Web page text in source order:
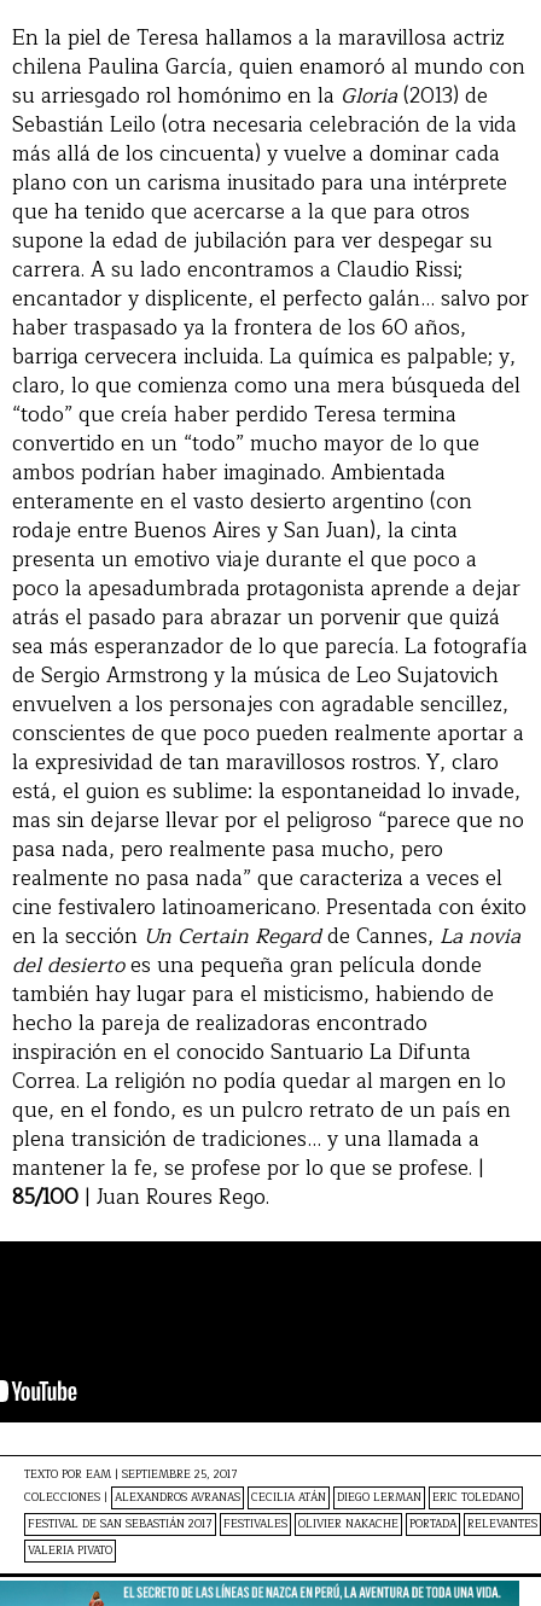
En la piel de Teresa hallamos a la maravillosa actriz
chilena Paulina García, quien enamoró al mundo con
su arriesgado rol homónimo en la Gloria(2013) de
Sebastián Leilo (otra necesaria celebración de la vida
más allá de los cincuenta) y vuelve a dominar cada
plano con un carisma inusitado para una intérprete
que ha tenido que acercarse a la que para otros
supone la edad de jubilación para ver despegar su
carrera. A su lado encontramos a Claudio Rissi;
encantador y displicente, el perfecto galán… salvo por
haber traspasado ya la frontera de los 60 años,
barriga cervecera incluida. La química es palpable; y,
claro, lo que comienza como una mera búsqueda del
“todo” que creía haber perdido Teresa termina
convertido en un “todo” mucho mayor de lo que
ambos podrían haber imaginado. Ambientada
enteramente en el vasto desierto argentino (con
rodaje entre Buenos Aires y San Juan), la cinta
presenta un emotivo viaje durante el que poco a
poco la apesadumbrada protagonista aprende a dejar
atrás el pasado para abrazar un porvenir que quizá
sea más esperanzador de lo que parecía. La fotografía
de Sergio Armstrong y la música de Leo Sujatovich
envuelven a los personajes con agradable sencillez,
conscientes de que poco pueden realmente aportar a
la expresividad de tan maravillosos rostros. Y, claro
está, el guion es sublime: la espontaneidad lo invade,
mas sin dejarse llevar por el peligroso “parece que no
pasa nada, pero realmente pasa mucho, pero
realmente no pasa nada” que caracteriza a veces el
cine festivalero latinoamericano. Presentada con éxito
en la sección Un Certain Regardde Cannes, La novia
del desiertoes una pequeña gran película donde
también hay lugar para el misticismo, habiendo de
hecho la pareja de realizadoras encontrado
inspiración en el conocido Santuario La Difunta
Correa. La religión no podía quedar al margen en lo
que, en el fondo, es un pulcro retrato de un país en
plena transición de tradiciones… y una llamada a
mantener la fe, se profese por lo que se profese. |
85/100 | Juan Roures Rego.
TEXTO POR EAM | SEPTIEMBRE 25, 2017
COLECCIONES | ALEXANDROS AVRANAS CECILIA ATÁN DIEGO LERMAN ERIC TOLEDANO
FESTIVAL DE SAN SEBASTIÁN 2017
FESTIVALES OLIVIER NAKACHE PORTADA RELEVANTES
VALERIA PIVATO